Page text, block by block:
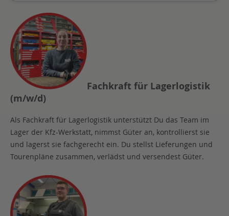
Fachkraft für Lagerlogistik
(m/w/d)
Als Fachkraft für Lagerlogistik unterstützt Du das Team im
Lager der Kfz-Werkstatt, nimmst Güter an, kontrollierst sie
und lagerst sie fachgerecht ein. Du stellst Lieferungen und
Tourenpläne zusammen, verlädst und versendest Güter.